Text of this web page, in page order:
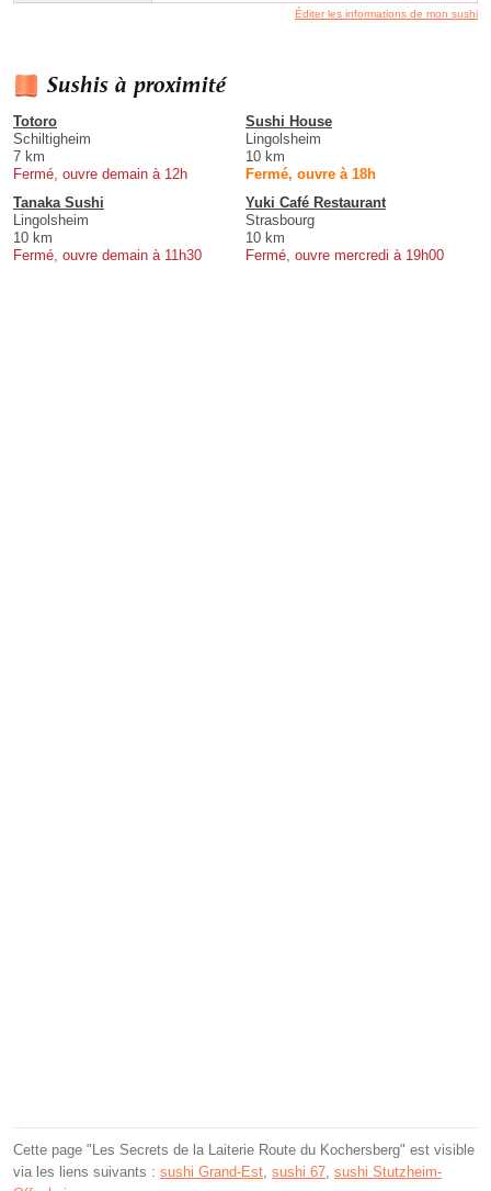
Éditer les informations de mon sushi
Sushis à proximité
Totoro
Schiltigheim
7 km
Fermé, ouvre demain à 12h
Sushi House
Lingolsheim
10 km
Fermé, ouvre à 18h
Tanaka Sushi
Lingolsheim
10 km
Fermé, ouvre demain à 11h30
Yuki Café Restaurant
Strasbourg
10 km
Fermé, ouvre mercredi à 19h00
Cette page "Les Secrets de la Laiterie Route du Kochersberg" est visible
via les liens suivants : sushi Grand-Est sushi 67 sushi Stutzheim-